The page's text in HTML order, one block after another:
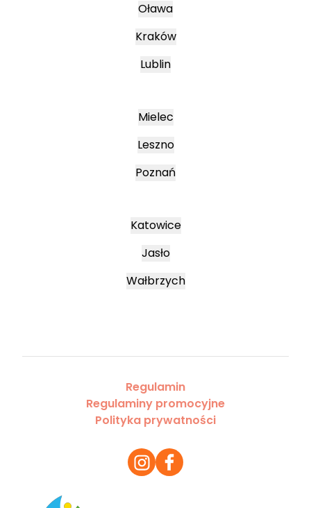
Oława
Kraków
Lublin
Mielec
Leszno
Poznań
Katowice
Jasło
Wałbrzych
Regulamin
Regulaminy promocyjne
Polityka prywatności